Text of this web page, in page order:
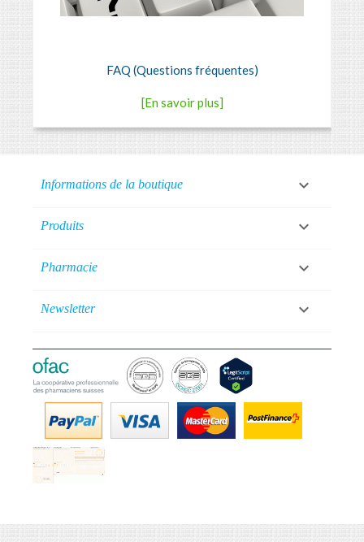
FAQ (Questions fréquentes)
[En savoir plus]
Informations de la boutique 
Produits 
Pharmacie 
Newsletter 